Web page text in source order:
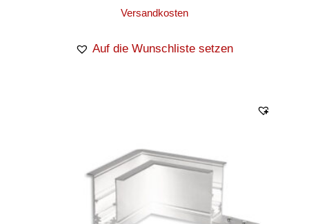
Versandkosten
Auf die Wunschliste setzen